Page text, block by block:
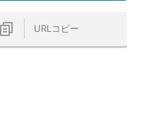
URLコピー